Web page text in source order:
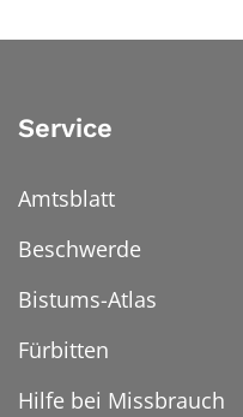
Service
Amtsblatt
Beschwerde
Bistums-Atlas
Fürbitten
Hilfe bei Missbrauch